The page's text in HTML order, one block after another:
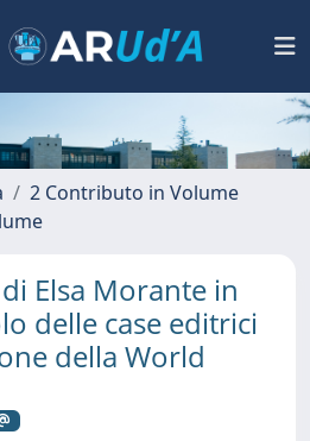
2 Contributo in Volume
Elsa Morante in
delle case editrici
della World